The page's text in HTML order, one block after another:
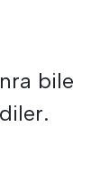
bile